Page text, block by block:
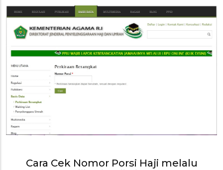
Cara Cek Nomor Porsi Haji melalu